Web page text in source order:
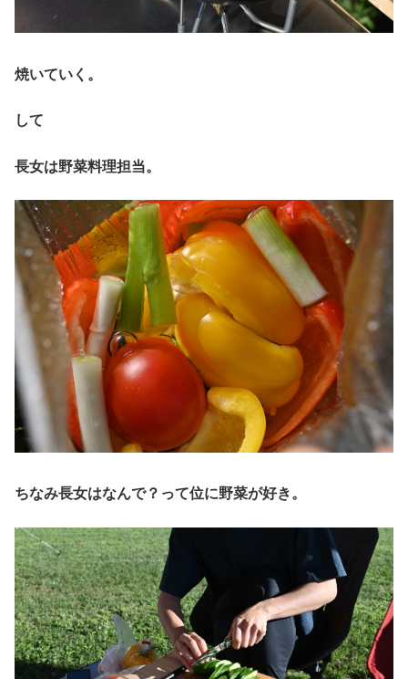
焼いていく。
して
長女は野菜料理担当。
ちなみ長女はなんで？って位に野菜が好き。